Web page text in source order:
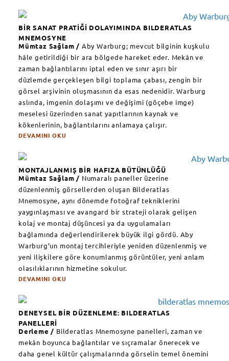
BİR SANAT PRATİĞİ DOLAYIMINDA BILDERATLAS
MNEMOSYNE
Mümtaz Sağlam / Aby Warburg; mevcut bilginin kuşkulu
hâle getirildiği bir ara bölgede hareket eder. Mekân ve
zaman bağlantılarını iptal eden ve sınır aşırı bir
düzlemde gerçekleşen bilgi toplama çabası, zengin bir
görsel arşivinin oluşmasının da esas nedenidir. Warburg
aslında, imgenin dolaşımı ve değişimi (göçebe imge)
meselesi üzerinden sanat yapıtlarının kaynak ve
kökenlerinin, bağlantılarını anlamaya çalışır.
DEVAMINI OKU
MONTAJLANMIŞ BİR HAFIZA BÜTÜNLÜĞÜ
Mümtaz Sağlam / Numaralı paneller üzerine
düzenlenmiş görsellerden oluşan Bilderatlas
Mnemosyne, aynı dönemde fotoğraf tekniklerini
yaygınlaşması ve avangard bir strateji olarak gelişen
kolaj ve montaj düşüncesi ya da uygulamaları
bağlamında değerlendirilerek büyük ilgi gördü. Aby
Warburg’un montaj tercihleriyle yeniden düzenlenmiş ve
yeni ilişkilere göre konumlanmış görüntüler, yeni anlam
olasılıklarının hizmetine sokulur.
DEVAMINI OKU
DENEYSEL BİR DÜZENLEME: BILDERATLAS
PANELLERİ
Derleme / Bilderatlas Mnemosyne panelleri, zaman ve
mekân boyunca bağlantılar ve sıçramalar önerecek ve
daha genel kültür çalışmalarında görselin temel önemini